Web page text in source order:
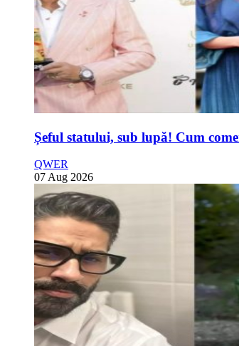
Șeful statului, sub lupă! Cum
QWER
07 Aug 2026